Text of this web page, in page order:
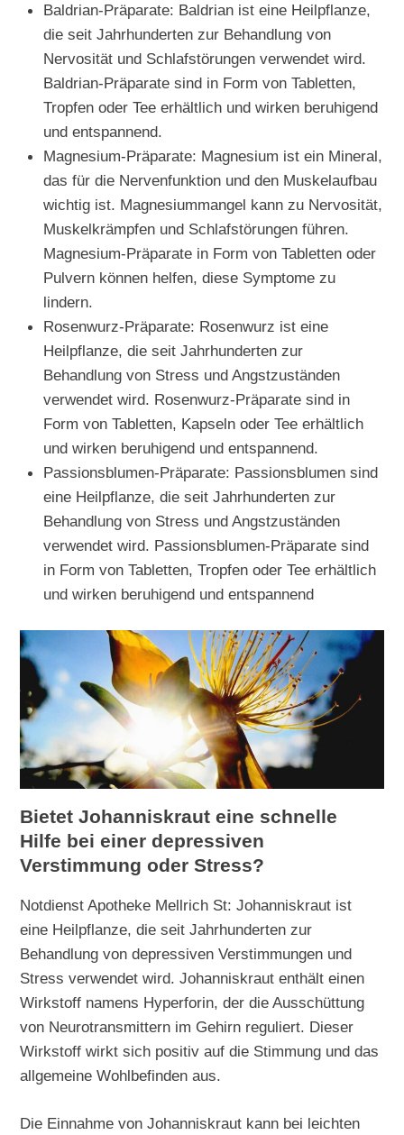
Baldrian-Präparate: Baldrian ist eine Heilpflanze,
die seit Jahrhunderten zur Behandlung von
Nervosität und Schlafstörungen verwendet wird.
Baldrian-Präparate sind in Form von Tabletten,
Tropfen oder Tee erhältlich und wirken beruhigend
und entspannend.
Magnesium-Präparate: Magnesium ist ein Mineral,
das für die Nervenfunktion und den Muskelaufbau
wichtig ist. Magnesiummangel kann zu Nervosität,
Muskelkrämpfen und Schlafstörungen führen.
Magnesium-Präparate in Form von Tabletten oder
Pulvern können helfen, diese Symptome zu
lindern.
Rosenwurz-Präparate: Rosenwurz ist eine
Heilpflanze, die seit Jahrhunderten zur
Behandlung von Stress und Angstzuständen
verwendet wird. Rosenwurz-Präparate sind in
Form von Tabletten, Kapseln oder Tee erhältlich
und wirken beruhigend und entspannend.
Passionsblumen-Präparate: Passionsblumen sind
eine Heilpflanze, die seit Jahrhunderten zur
Behandlung von Stress und Angstzuständen
verwendet wird. Passionsblumen-Präparate sind
in Form von Tabletten, Tropfen oder Tee erhältlich
und wirken beruhigend und entspannend
Bietet Johanniskraut eine schnelle
Hilfe bei einer depressiven
Verstimmung oder Stress?
Notdienst Apotheke Mellrich St: Johanniskraut ist
eine Heilpflanze, die seit Jahrhunderten zur
Behandlung von depressiven Verstimmungen und
Stress verwendet wird. Johanniskraut enthält einen
Wirkstoff namens Hyperforin, der die Ausschüttung
von Neurotransmittern im Gehirn reguliert. Dieser
Wirkstoff wirkt sich positiv auf die Stimmung und das
allgemeine Wohlbefinden aus.
Die Einnahme von Johanniskraut kann bei leichten